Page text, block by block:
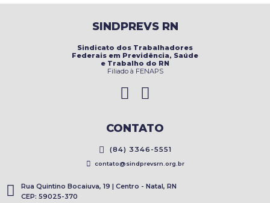
SINDPREVS RN
Sindicato dos Trabalhadores
Federais em Previdência, Saúde
e Trabalho do RN
Filiado à FENAPS
CONTATO
(84) 3346-5551
contato@sindprevsrn.org.br
Rua Quintino Bocaiuva, 19 | Centro - Natal, RN
CEP: 59025-370